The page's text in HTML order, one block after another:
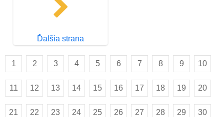
Ďalšia strana
1 2 3 4 5 6 7 8 9 10
11 12 13 14 15 16 17 18 19 20
21 22 23 24 25 26 27 28 29 30